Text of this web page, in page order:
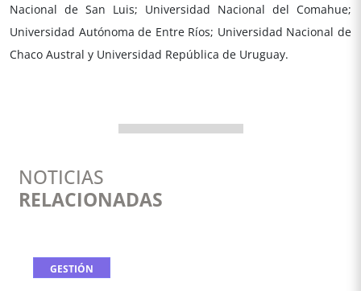
Nacional de San Luis; Universidad Nacional del Comahue;
Universidad Autónoma de Entre Ríos; Universidad Nacional de
Chaco Austral y Universidad República de Uruguay.
NOTICIAS
RELACIONADAS
GESTIÓN